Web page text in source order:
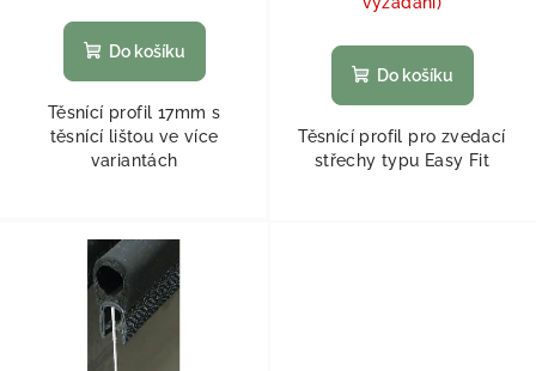
Do košíku
Těsnící profil 17mm s
těsnící lištou ve více
variantách
Do košíku
Těsnící profil pro zvedací
střechy typu Easy Fit